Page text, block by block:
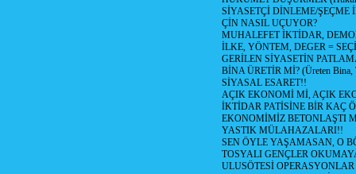
SİYASETÇİ DİNLEME/ŞEÇME
ÇİN NASIL UÇUYOR?
MUHALEFET İKTİDAR,
İLKE, YÖNTEM, DEGER =
GERİLEN SİYASETİN
BİNA ÜRETİR Mİ? (Üreten Bina,
SİYASAL ESARET!!
AÇIK EKONOMİ Mİ, AÇIK
İKTİDAR PATİSİNE BİR KAÇ
EKONOMİMİZ BETONLAŞTI
YASTIK MÜLAHAZALARI!!
SEN ÖYLE YAŞAMASAN, O
TOSYALI GENÇLER
ULUSÖTESİ OPERASYONLAR